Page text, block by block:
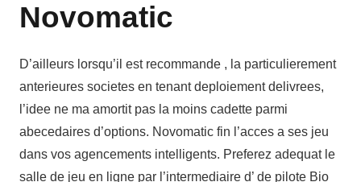
Novomatic
D’ailleurs lorsqu’il est recommande , la particulierement
anterieures societes en tenant deploiement delivrees,
l’idee ne ma amortit pas la moins cadette parmi
abecedaires d’options. Novomatic fin l’acces a ses jeu
dans vos agencements intelligents. Preferez adequat le
salle de jeu en ligne par l’intermediaire d’ de pilote Bio